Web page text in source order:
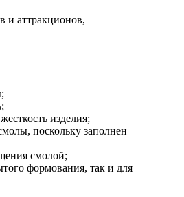
и аттракционов,
изделия;
поскольку заполнен
смолой;
формования, так и для